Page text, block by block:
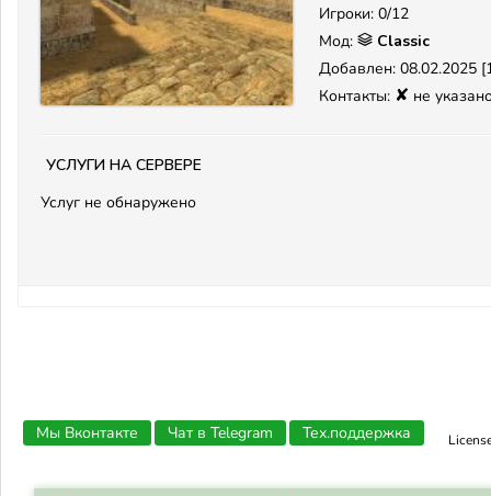
Игроки: 0/12
Мод:
Classic
Добавлен: 08.02.2025
Контакты: ✘ не
Услуги на сервере
Услуг не обнаружено
Мы Вконтакте Чат в Telegram Тех.поддержка